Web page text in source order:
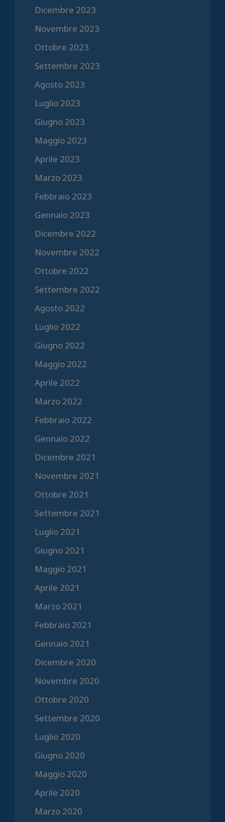
Dicembre 2023
Novembre 2023
Ottobre 2023
Settembre 2023
Agosto 2023
Luglio 2023
Giugno 2023
Maggio 2023
Aprile 2023
Marzo 2023
Febbraio 2023
Gennaio 2023
Dicembre 2022
Novembre 2022
Ottobre 2022
Settembre 2022
Agosto 2022
Luglio 2022
Giugno 2022
Maggio 2022
Aprile 2022
Marzo 2022
Febbraio 2022
Gennaio 2022
Dicembre 2021
Novembre 2021
Ottobre 2021
Settembre 2021
Luglio 2021
Giugno 2021
Maggio 2021
Aprile 2021
Marzo 2021
Febbraio 2021
Gennaio 2021
Dicembre 2020
Novembre 2020
Ottobre 2020
Settembre 2020
Luglio 2020
Giugno 2020
Maggio 2020
Aprile 2020
Marzo 2020